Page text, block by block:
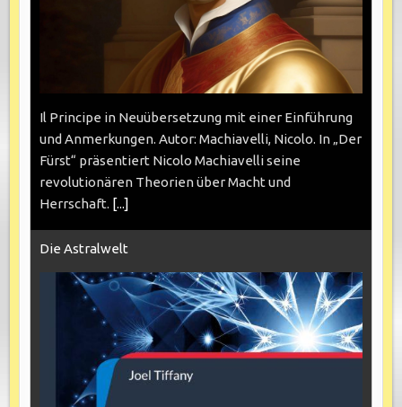
Il Principe in Neuübersetzung mit einer Einführung
und Anmerkungen. Autor: Machiavelli, Nicolo. In „Der
Fürst“ präsentiert Nicolo Machiavelli seine
revolutionären Theorien über Macht und
Herrschaft. [...]
Die Astralwelt